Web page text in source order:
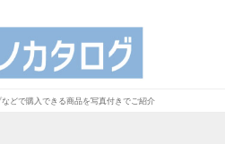
どで購入できる商品を写真付きでご紹介